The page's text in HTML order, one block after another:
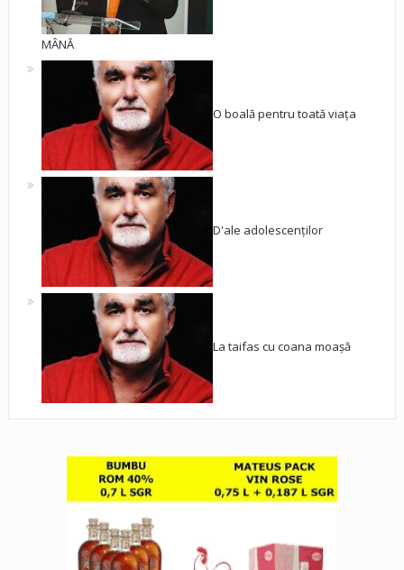
MÂNĂ
O boală pentru toată viața
D'ale adolescenților
La taifas cu coana moașă